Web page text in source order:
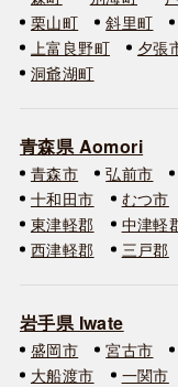
栗山町
斜里町
上富良野町
夕張
洞爺湖町
青森県 Aomori
青森市 弘前市
十和田市
むつ市
東津軽郡
中津軽
西津軽郡
三戸郡
岩手県 Iwate
盛岡市 宮古市
大船渡市
一関市